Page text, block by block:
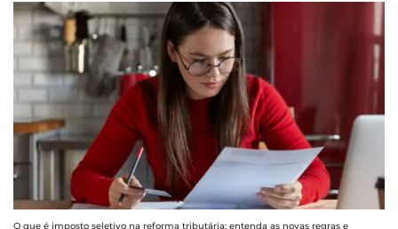
O que é imposto seletivo na reforma tributária: entenda as novas regras e